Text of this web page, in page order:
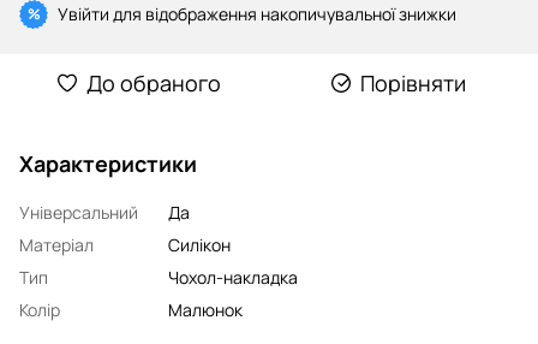
% Увійти для відображення накопичувальної знижки
До обраного Порівняти
Характеристики
Універсальний
Да
Матеріал
Силікон
Тип
Чохол-накладка
Колір
Малюнок